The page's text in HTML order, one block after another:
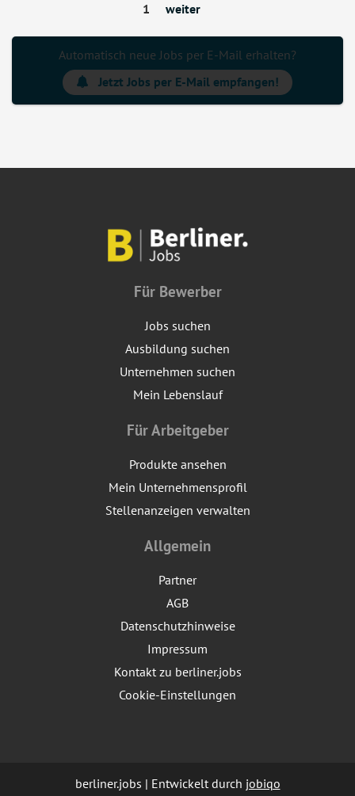
1 weiter
Automatisch neue Jobs per E-Mail erhalten?
Jetzt Jobs per E-Mail empfangen!
Für Bewerber
Jobs suchen
Ausbildung suchen
Unternehmen suchen
Mein Lebenslauf
Für Arbeitgeber
Produkte ansehen
Mein Unternehmensprofil
Stellenanzeigen verwalten
Allgemein
Partner
AGB
Datenschutzhinweise
Impressum
Kontakt zu berliner.jobs
Cookie-Einstellungen
berliner.jobs | Entwickelt durch jobiqo